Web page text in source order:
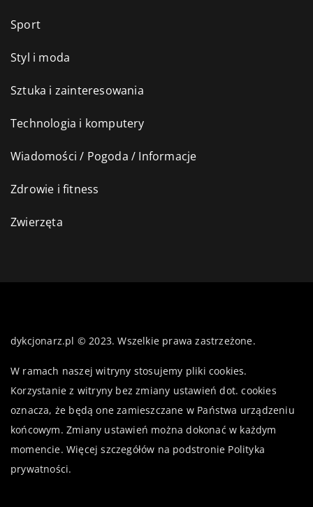
Sport
Styl i moda
Sztuka i zainteresowania
Technologia i komputery
Wiadomości / Pogoda / Informacje
Zdrowie i fitness
Zwierzęta
dykcjonarz.pl © 2023. Wszelkie prawa zastrzeżone.
W ramach naszej witryny stosujemy pliki cookies.
Korzystanie z witryny bez zmiany ustawień dot. cookies
oznacza, że będą one zamieszczane w Państwa urządzeniu
końcowym. Zmiany ustawień można dokonać w każdym
momencie. Więcej szczegółów na podstronie Polityka
prywatności.